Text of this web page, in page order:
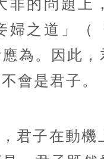
非的問題上
婦之道」（
為。因此
會是君子。
，君子在動